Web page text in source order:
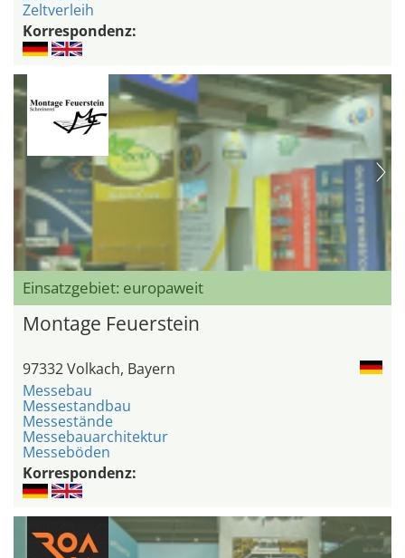
Zeltverleih
Korrespondenz:
Einsatzgebiet: europaweit
Montage Feuerstein
97332 Volkach, Bayern
Messebau
Messestandbau
Messestände
Messebauarchitektur
Messeböden
Korrespondenz: